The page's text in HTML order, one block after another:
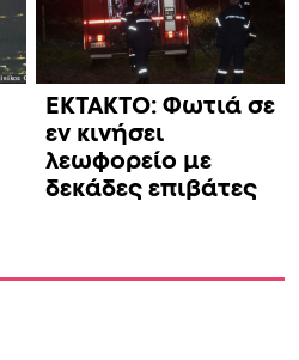
ΕΚΤΑΚΤΟ: Φωτιά σε
εν κινήσει
λεωφορείο με
δεκάδες επιβάτες